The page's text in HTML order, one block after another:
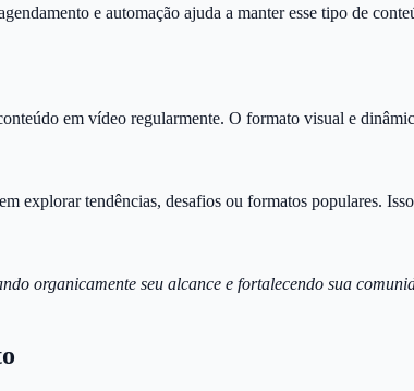
e automação ajuda a manter esse tipo de
em vídeo regularmente. O formato visual e
explorar tendências, desafios ou formatos populares.
organicamente seu alcance e fortalecendo sua